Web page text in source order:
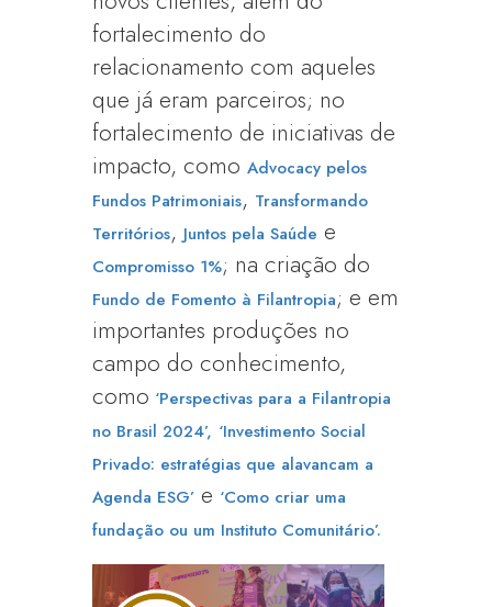
fortalecimento do
relacionamento com aqueles
que já eram parceiros; no
fortalecimento de iniciativas de
impacto, comoAdvocacy pelos
Fundos Patrimoniais, Transformando
Territórios, Juntos pela Saúde e
Compromisso 1%; na criação do
Fundo de Fomento à Filantropia; e em
importantes produções no
campo do conhecimento,
como ‘Perspectivas para a Filantropia
no Brasil 2024’, ‘Investimento Social
Privado: estratégias que alavancam a
Agenda ESG’ e ‘Como criar uma
fundação ou um Instituto Comunitário’.